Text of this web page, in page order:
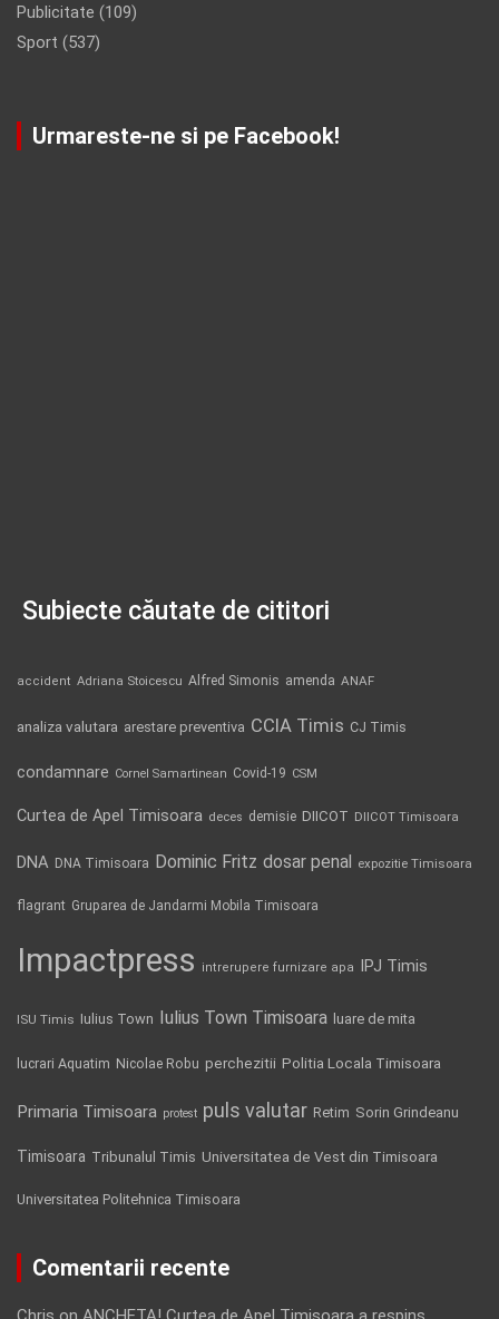
Publicitate (109)
Sport (537)
Urmareste-ne si pe Facebook!
Subiecte căutate de cititori
accident Adriana Stoicescu Alfred Simonis amenda ANAF
analiza valutara arestare preventiva CCIA Timis CJ Timis
condamnare Cornel Samartinean Covid-19 CSM
Curtea de Apel Timisoara deces demisie DIICOT DIICOT Timisoara
DNA DNA Timisoara Dominic Fritz dosar penal expozitie Timisoara
flagrant Gruparea de Jandarmi Mobila Timisoara
Impactpress intrerupere furnizare apa IPJ Timis
ISU Timis Iulius Town Iulius Town Timisoara luare de mita
lucrari Aquatim Nicolae Robu perchezitii Politia Locala Timisoara
Primaria Timisoara protest puls valutar Retim Sorin Grindeanu
Timisoara Tribunalul Timis Universitatea de Vest din Timisoara
Universitatea Politehnica Timisoara
Comentarii recente